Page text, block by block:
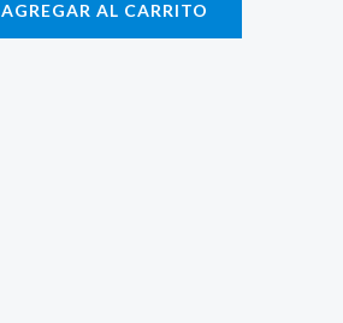
AGREGAR AL CARRITO